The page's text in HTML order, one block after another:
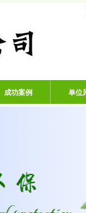
炔管、
成功案例 单位